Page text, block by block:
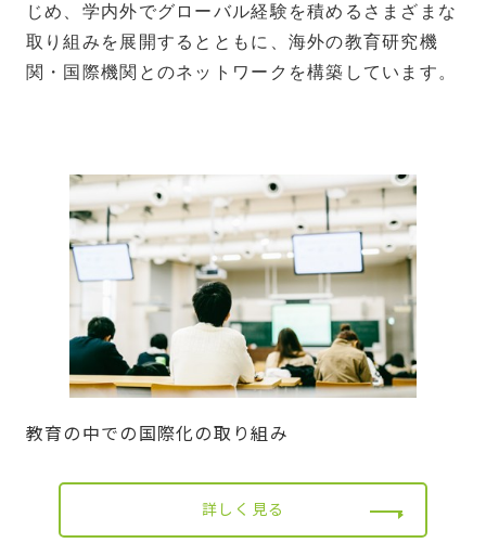
じめ、学内外でグローバル経験を積めるさまざまな
取り組みを展開するとともに、海外の教育研究機
関・国際機関とのネットワークを構築しています。
教育の中での国際化の取り組み
詳しく見る